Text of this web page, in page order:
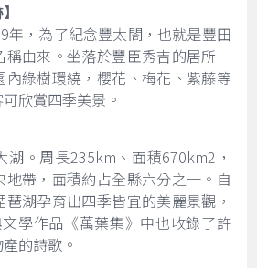
年，為了紀念豐太閤，也就是豐田
由來。坐落於豐臣秀吉的居所－
內綠樹環繞，櫻花、梅花、紫藤等
欣賞四季美景。
湖。周長235km、面積670km2，
帶，面積約占全縣六分之一。自
湖孕育出四季皆宜的美麗景觀，
學作品《萬葉集》中也收錄了許
的詩歌。